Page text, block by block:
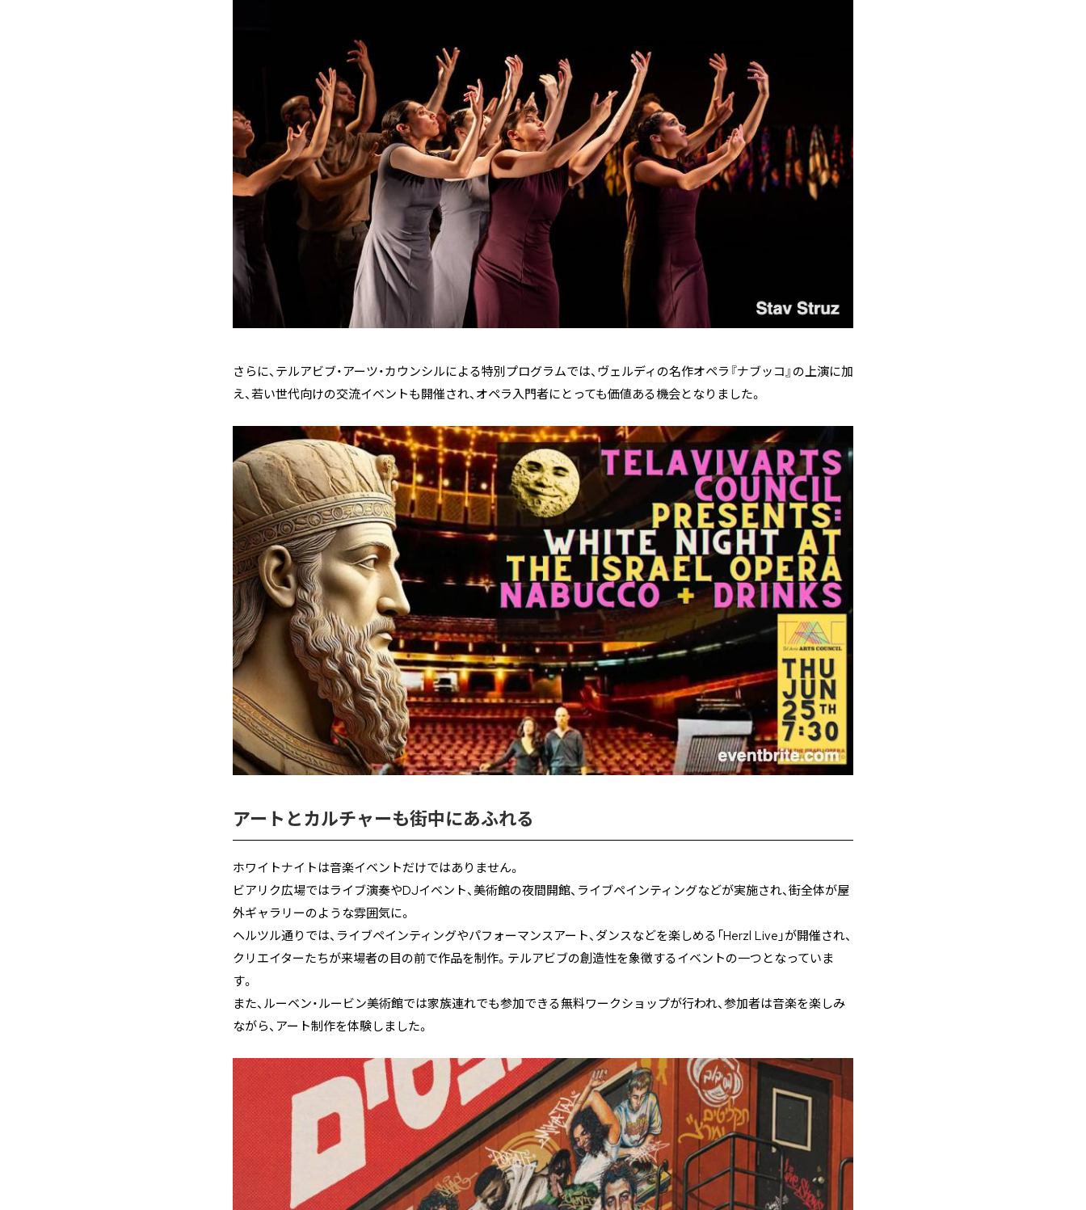
さらに、テルアビブ・アーツ・カウンシルによる特別プログラムでは、ヴェルディの名作オペラ『ナブッコ』の上演に加
え、若い世代向けの交流イベントも開催され、オペラ入門者にとっても価値ある機会となりました。
アートとカルチャーも街中にあふれる
ホワイトナイトは音楽イベントだけではありません。
ビアリク広場ではライブ演奏やDJイベント、美術館の夜間開館、ライブペインティングなどが実施され、街全体が屋
外ギャラリーのような雰囲気に。
ヘルツル通りでは、ライブペインティングやパフォーマンスアート、ダンスなどを楽しめる「Herzl Live」が開催され、
クリエイターたちが来場者の目の前で作品を制作。テルアビブの創造性を象徴するイベントの一つとなっていま
す。
また、ルーベン・ルービン美術館では家族連れでも参加できる無料ワークショップが行われ、参加者は音楽を楽しみ
ながら、アート制作を体験しました。